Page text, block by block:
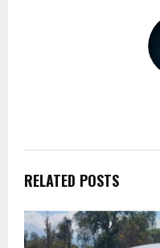
RELATED POSTS